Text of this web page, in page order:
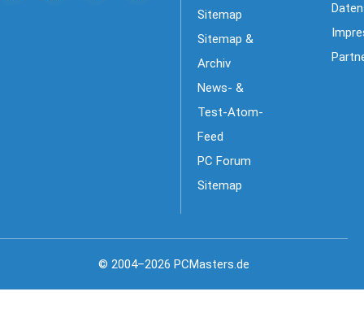
Sitemap
Sitemap &
Archiv
News- &
Test-Atom-
Feed
PC Forum
Sitemap
© 2004–2026 PCMasters.de